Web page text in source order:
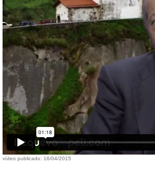
vídeo publicado: 16/04/2015